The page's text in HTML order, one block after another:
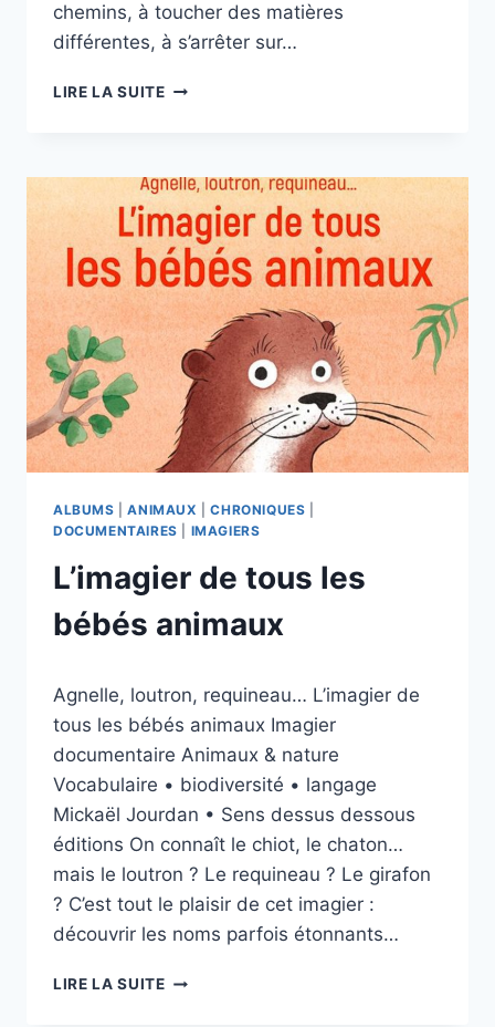
chemins, à toucher des matières
différentes, à s’arrêter sur…
LIRE LA SUITEDANS
CAMPOY
AURÉLIE
SARRAZIN
SENS
DESSUS
DESSOUS
ÉDITIONS
ALBUMS |ANIMAUX |CHRONIQUES
DOCUMENTAIRES
IMAGIERS
L’imagier de tous les
bébés animaux
esther.vernier@gmail.com
Agnelle, loutron, requineau… L’imagier de
tous les bébés animaux Imagier
documentaire Animaux & nature
Vocabulaire • biodiversité • langage
Mickaël Jourdan • Sens dessus dessous
éditions On connaît le chiot, le chaton…
mais le loutron ? Le requineau ? Le girafon
? C’est tout le plaisir de cet imagier :
découvrir les noms parfois étonnants…
LIRE LA SUITEL’IMAGIER